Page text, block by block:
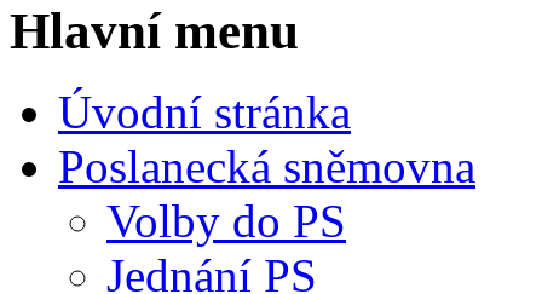
Hlavní menu
Úvodní stránka
Poslanecká sněmovna
Volby do PS
Jednání PS